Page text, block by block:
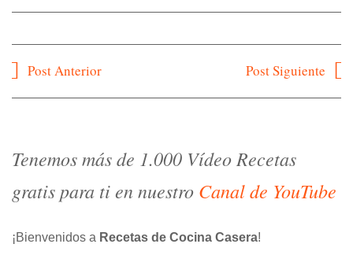
Navegación
Post Anterior Post Siguiente
Tenemos más de 1.000 Vídeo Recetas
gratis para ti en nuestro Canal de YouTube
¡Bienvenidos a Recetas de Cocina Casera!